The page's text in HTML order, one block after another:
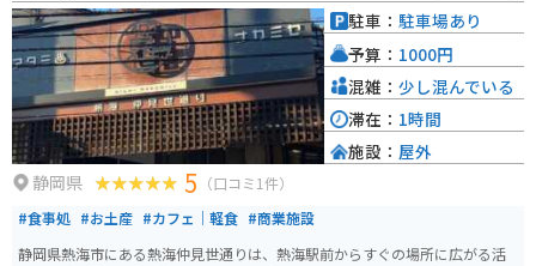
として良いと思いましたが、駐車場がとても止めずらく台数も少ないのでツ
ーリングで訪れるのは取り回し技術のある方にオススメします。 初心者や経
験が少ない方だと立ちゴケの心配がつきまとう場所になっています。ご注意
ください。
静岡県 5 （口コミ1件）
#食事処 #お土産 #カフェ｜軽食 #商業施設
静岡県熱海市にある熱海仲見世通りは、熱海駅前からすぐの場所に広がる活
駐車： 駐車場あり
予算： 1000円
混雑： 少し混んでいる
滞在： 1時間
施設： 屋外